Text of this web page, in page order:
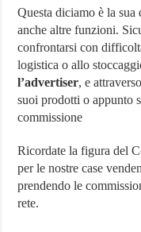
Questa diciamo è la
anche altre funzioni.
confrontarsi con
logistica o allo
l’advertiser, e
suoi prodotti o appunto
commissione
Ricordate la figura del
per le nostre case
prendendo le
rete.